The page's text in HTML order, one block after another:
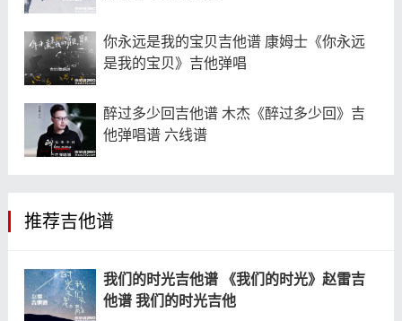
你永远是我的宝贝吉他谱 康姆士《你永远
是我的宝贝》吉他弹唱
醉过多少回吉他谱 木杰《醉过多少回》吉
他弹唱谱 六线谱
推荐吉他谱
我们的时光吉他谱 《我们的时光》赵雷吉
他谱 我们的时光吉他